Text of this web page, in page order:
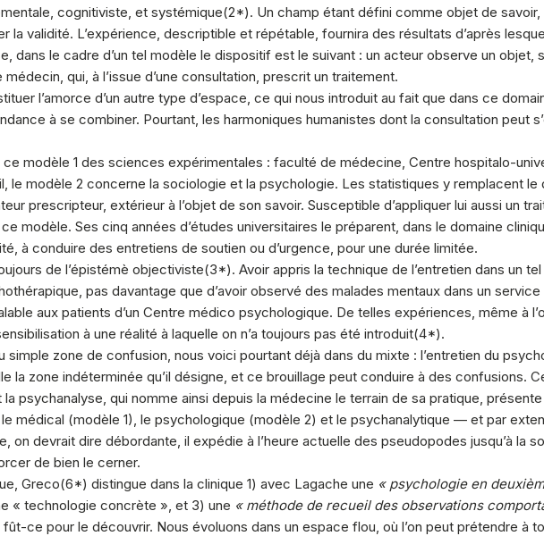
cognitiviste, et systémique(2*). Un champ étant défini comme objet de
la validité. L’expérience, descriptible et répétable, fournira des résultats d’après
dans le cadre d’un tel modèle le dispositif est le suivant : un acteur observe un objet,
qui, à l’issue d’une consultation, prescrit un traitement.
l’amorce d’un autre type d’espace, ce qui nous introduit au fait que dans ce
à se combiner. Pourtant, les harmoniques humanistes dont la consultation peut
ce modèle 1 des sciences expérimentales : faculté de médecine, Centre hospitalo-
le modèle 2 concerne la sociologie et la psychologie. Les statistiques y remplacent
prescripteur, extérieur à l’objet de son savoir. Susceptible d’appliquer lui aussi un
modèle. Ses cinq années d’études universitaires le préparent, dans le domaine
à conduire des entretiens de soutien ou d’urgence, pour une durée limitée.
de l’épistémè objectiviste(3*). Avoir appris la technique de l’entretien dans un
pas davantage que d’avoir observé des malades mentaux dans un
aux patients d’un Centre médico psychologique. De telles expériences, même à
à une réalité à laquelle on n’a toujours pas été introduit(4*).
zone de confusion, nous voici pourtant déjà dans du mixte : l’entretien du
la zone indéterminée qu’il désigne, et ce brouillage peut conduire à des confusions.
la psychanalyse, qui nomme ainsi depuis la médecine le terrain de sa pratique,
médical (modèle 1), le psychologique (modèle 2) et le psychanalytique — et par
on devrait dire débordante, il expédie à l’heure actuelle des pseudopodes jusqu’à la
de bien le cerner.
Greco(6*) distingue dans la clinique 1) avec Lagache une « psychologie en
« technologie concrète », et 3) une « méthode de recueil des observations
ce pour le découvrir. Nous évoluons dans un espace flou, où l’on peut prétendre à